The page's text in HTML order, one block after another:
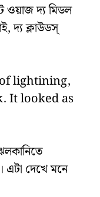
ওয়াজ দ্য মিডল
দ্য ক্লাউডস্‌
lightining,
It looked as
এটা দেখে মনে